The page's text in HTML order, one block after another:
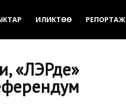
ИЛИКТӨӨ РЕПОРТАЖ
«ЛЭРде»